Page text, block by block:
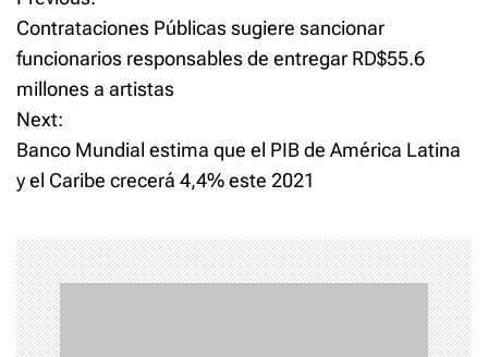
o
s
t
n
a
v
i
Contrataciones Públicas sugiere sancionar
funcionarios responsables de entregar RD$55.6
millones a artistas
Next:
Banco Mundial estima que el PIB de América Latina
y el Caribe crecerá 4,4% este 2021